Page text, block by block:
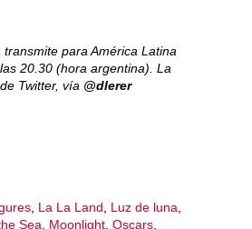
para América Latina
20.30 (hora argentina). La
Twitter, vía @dlerer
La La Land Luz de luna
Sea
Moonlight Oscars